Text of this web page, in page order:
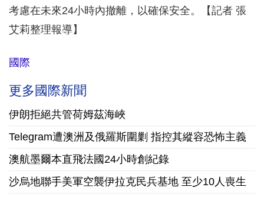
考慮在未來24小時內撤離，以確保安全。【記者 張
艾莉整理報導】
國際
更多國際新聞
伊朗拒絕共管荷姆茲海峽
Telegram遭澳洲及俄羅斯圍剿 指控其縱容恐怖主義
澳航墨爾本直飛法國24小時創紀錄
沙烏地聯手美軍空襲伊拉克民兵基地 至少10人喪生